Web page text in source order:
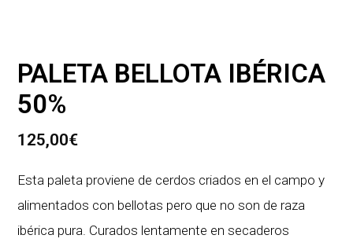
PALETA BELLOTA IBÉRICA
50%
125,00€
Esta paleta proviene de cerdos criados en el campo y
alimentados con bellotas pero que no son de raza
ibérica pura. Curados lentamente en secaderos